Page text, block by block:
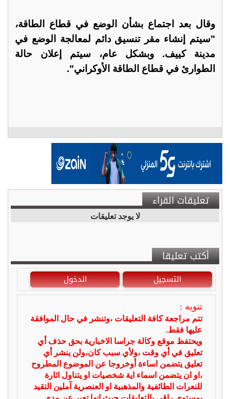
وقال بعد اجتماع بشأن الوضع في قطاع الطاقة،
"سيتم إنشاء مقر تنسيق دائم لمعالجة الوضع في
مدينة كييف. وبشكل عام، سيتم إعلان حالة
الطوارئ في قطاع الطاقة الأوكراني".
تعليقات القراء
لا يوجد تعليقات
أكتب تعليقا
التسجيل الدخول
تنويه :
تتم مراجعة كافة التعليقات ،وتنشر في حال الموافقة
عليها فقط.
ويحتفظ موقع وكالة جراسا الاخبارية بحق حذف أي
تعليق في أي وقت ،ولأي سبب كان،ولن ينشر أي
تعليق يتضمن اساءة أوخروجا عن الموضوع المطروح
،او ان يتضمن اسماء اية شخصيات او يتناول اثارة
للنعرات الطائفية والمذهبية او العنصرية آملين التقيد